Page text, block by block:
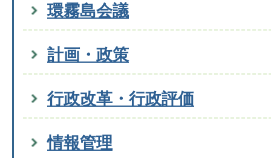
環霧島会議
計画・政策
行政改革・行政評価
情報管理